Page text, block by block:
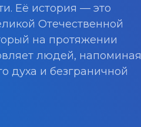
Её история — это
Отечественной
на протяжении
людей, напоминая
духа и безграничной